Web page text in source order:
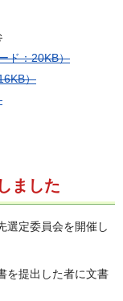
ド：20KB）
）
ました
選定委員会を開催し
を提出した者に文書